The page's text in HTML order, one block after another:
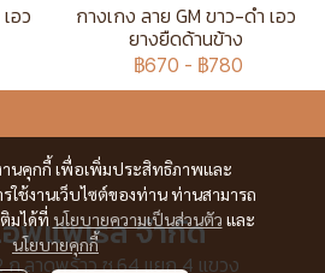
อว กางเกง ลาย GM ขาว-ดำ เอว
ยางยืดด้านข้าง
฿670 - ฿780
านคุกกี้ เพื่อเพิ่มประสิทธิภาพและ
ช้งานเว็บไซต์ของท่าน ท่านสามารถ
มได้ที่ นโยบายความเป็นส่วนตัว และ
นโยบายคุกกี้
พแพเรล จำกัด
ก.ลาดพร้าว ซ.64 แยก 4 แขวง